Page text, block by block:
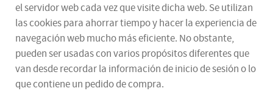
el servidor web cada vez que visite dicha web. Se utilizan
las cookies para ahorrar tiempo y hacer la experiencia de
navegación web mucho más eficiente. No obstante,
pueden ser usadas con varios propósitos diferentes que
van desde recordar la información de inicio de sesión o lo
que contiene un pedido de compra.